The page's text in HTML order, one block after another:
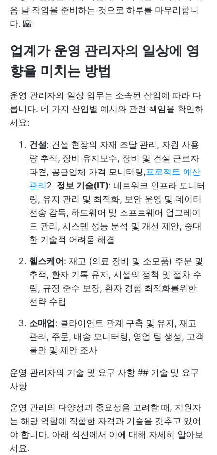
음 날 작업을 준비하는 것으로 하루를 마무리합니
다. 🌇
업계가 운영 관리자의 일상에 영
향을 미치는 방법
운영 관리자의 일상 업무는 소속된 산업에 따라 다
릅니다. 네 가지 산업별 예시와 관련 책임을 확인하
세요:
건설: 건설 현장의 자재 조달 관리, 자원 사용
량 추적, 장비 유지보수, 장비 및 건설 근로자
파견, 공급업체 가격 모니터링,프로젝트 예산
관리2. 정보 기술(IT): 네트워크 인프라 모니터
링, 유지 관리 및 최적화, 보안 운영 및 데이터
전송 감독, 하드웨어 및 소프트웨어 업그레이
드 관리, 시스템 성능 분석 및 개선 제안, 중대
한 기술적 어려움 해결
헬스케어 : 재고 (의료 장비 및 소모품) 주문 및
추적, 환자 기록 유지, 시설의 정책 및 절차 수
립, 규정 준수 보장, 환자 경험 최적화를위한
전략 수립
소매업 : 클라이언트 관계 구축 및 유지, 재고
관리, 주문, 배송 모니터링, 영업 팀 생성, 고객
불만 및 제안 조사
운영 관리자의 기술 및 요구 사항 ## 기술 및 요구
사항
운영 관리의 다양성과 중요성을 고려할 때, 지원자
는 해당 역할에 적합한 자격과 기술을 갖추고 있어
야 합니다. 아래 섹션에서 이에 대해 자세히 알아보
세요.